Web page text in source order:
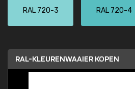
RAL 720-3 RAL 720-4
RAL-KLEURENWAAIER KOPEN